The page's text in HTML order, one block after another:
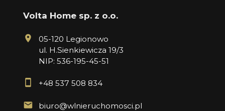
Volta Home sp. z o.o.
05-120 Legionowo
ul. H.Sienkiewicza 19/3
NIP: 536-195-45-51
+48 537 508 834
biuro@wlnieruchomosci.pl